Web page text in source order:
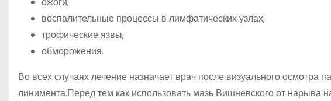
воспалительные процессы в лимфатических узлах;
трофические язвы;
обморожения.
Во всех случаях лечение назначает врач после визуального
линимента.Перед тем как использовать мазь Вишневского от нарыва